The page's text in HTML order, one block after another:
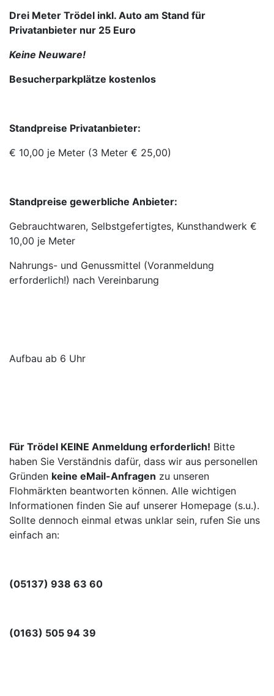
Drei Meter Trödel inkl. Auto am Stand für
Privatanbieter nur 25 Euro
Keine Neuware!
Besucherparkplätze kostenlos
Standpreise Privatanbieter:
€ 10,00 je Meter (3 Meter € 25,00)
Standpreise gewerbliche Anbieter:
Gebrauchtwaren, Selbstgefertigtes, Kunsthandwerk €
10,00 je Meter
Nahrungs- und Genussmittel (Voranmeldung
erforderlich!) nach Vereinbarung
Aufbau ab 6 Uhr
Für Trödel KEINE Anmeldung erforderlich! Bitte
haben Sie Verständnis dafür, dass wir aus personellen
Gründen keine eMail-Anfragen zu unseren
Flohmärkten beantworten können. Alle wichtigen
Informationen finden Sie auf unserer Homepage (s.u.).
Sollte dennoch einmal etwas unklar sein, rufen Sie uns
einfach an:
(05137) 938 63 60
(0163) 505 94 39